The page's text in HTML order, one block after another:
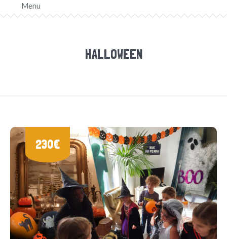
HALLOWEEN
230€